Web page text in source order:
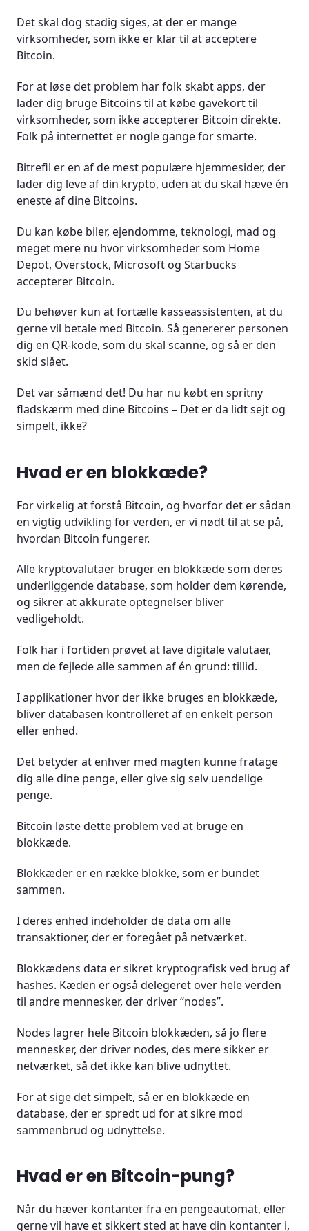
Det skal dog stadig siges, at der er mange
virksomheder, som ikke er klar til at acceptere
Bitcoin.
For at løse det problem har folk skabt apps, der
lader dig bruge Bitcoins til at købe gavekort til
virksomheder, som ikke accepterer Bitcoin direkte.
Folk på internettet er nogle gange for smarte.
Bitrefil er en af de mest populære hjemmesider, der
lader dig leve af din krypto, uden at du skal hæve én
eneste af dine Bitcoins.
Du kan købe biler, ejendomme, teknologi, mad og
meget mere nu hvor virksomheder som Home
Depot, Overstock, Microsoft og Starbucks
accepterer Bitcoin.
Du behøver kun at fortælle kasseassistenten, at du
gerne vil betale med Bitcoin. Så genererer personen
dig en QR-kode, som du skal scanne, og så er den
skid slået.
Det var såmænd det! Du har nu købt en spritny
fladskærm med dine Bitcoins – Det er da lidt sejt og
simpelt, ikke?
Hvad er en blokkæde?
For virkelig at forstå Bitcoin, og hvorfor det er sådan
en vigtig udvikling for verden, er vi nødt til at se på,
hvordan Bitcoin fungerer.
Alle kryptovalutaer bruger en blokkæde som deres
underliggende database, som holder dem kørende,
og sikrer at akkurate optegnelser bliver
vedligeholdt.
Folk har i fortiden prøvet at lave digitale valutaer,
men de fejlede alle sammen af én grund: tillid.
I applikationer hvor der ikke bruges en blokkæde,
bliver databasen kontrolleret af en enkelt person
eller enhed.
Det betyder at enhver med magten kunne fratage
dig alle dine penge, eller give sig selv uendelige
penge.
Bitcoin løste dette problem ved at bruge en
blokkæde.
Blokkæder er en række blokke, som er bundet
sammen.
I deres enhed indeholder de data om alle
transaktioner, der er foregået på netværket.
Blokkædens data er sikret kryptografisk ved brug af
hashes. Kæden er også delegeret over hele verden
til andre mennesker, der driver “nodes”.
Nodes lagrer hele Bitcoin blokkæden, så jo flere
mennesker, der driver nodes, des mere sikker er
netværket, så det ikke kan blive udnyttet.
For at sige det simpelt, så er en blokkæde en
database, der er spredt ud for at sikre mod
sammenbrud og udnyttelse.
Hvad er en Bitcoin-pung?
Når du hæver kontanter fra en pengeautomat, eller
gerne vil have et sikkert sted at have din kontanter i,